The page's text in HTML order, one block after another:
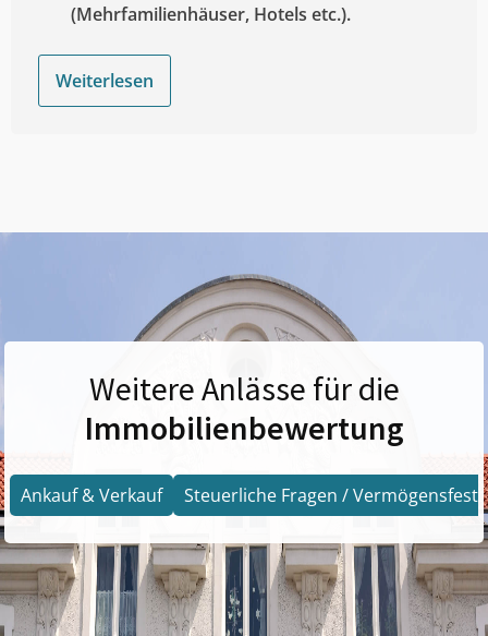
(Mehrfamilienhäuser, Hotels etc.).
Weiterlesen
Weitere Anlässe für die
Immobilienbewertung
Ankauf & Verkauf Steuerliche Fragen /